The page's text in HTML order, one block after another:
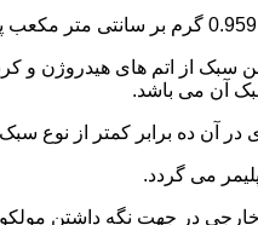
آن می باشد.
در آن ده برابر کمتر از نوع
پلیمر می گردد.
در جهت نگه داشتن